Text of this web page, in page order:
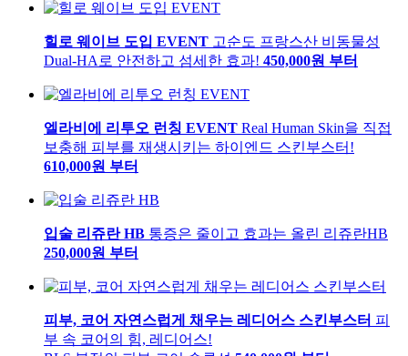
힐로 웨이브 도입 EVENT 고순도 프랑스산 비동물성
Dual-HA로 안전하고 섬세한 효과! 450,000원 부터
엘라비에 리투오 런칭 EVENT Real Human Skin을 직접
보충해 피부를 재생시키는 하이엔드 스킨부스터!
610,000원 부터
입술 리쥬란 HB 통증은 줄이고 효과는 올린 리쥬란HB
250,000원 부터
피부, 코어 자연스럽게 채우는 레디어스 스킨부스터 피
부 속 코어의 힘, 레디어스!